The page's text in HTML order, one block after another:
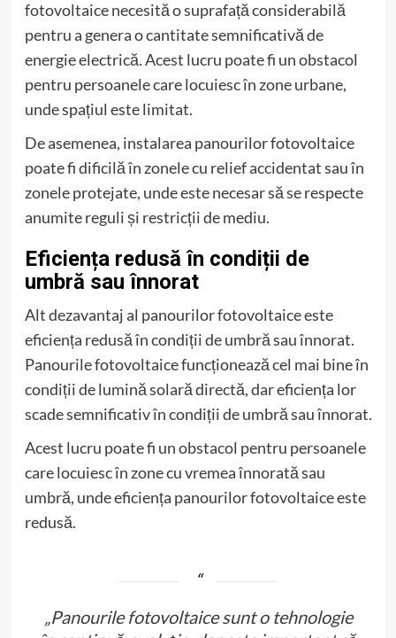
fotovoltaice necesită o suprafață considerabilă
pentru a genera o cantitate semnificativă de
energie electrică. Acest lucru poate fi un obstacol
pentru persoanele care locuiesc în zone urbane,
unde spațiul este limitat.
De asemenea, instalarea panourilor fotovoltaice
poate fi dificilă în zonele cu relief accidentat sau în
zonele protejate, unde este necesar să se respecte
anumite reguli și restricții de mediu.
Eficiența redusă în condiții de
umbră sau înnorat
Alt dezavantaj al panourilor fotovoltaice este
eficiența redusă în condiții de umbră sau înnorat.
Panourile fotovoltaice funcționează cel mai bine în
condiții de lumină solară directă, dar eficiența lor
scade semnificativ în condiții de umbră sau înnorat.
Acest lucru poate fi un obstacol pentru persoanele
care locuiesc în zone cu vremea înnorată sau
umbră, unde eficiența panourilor fotovoltaice este
redusă.
„Panourile fotovoltaice sunt o tehnologie